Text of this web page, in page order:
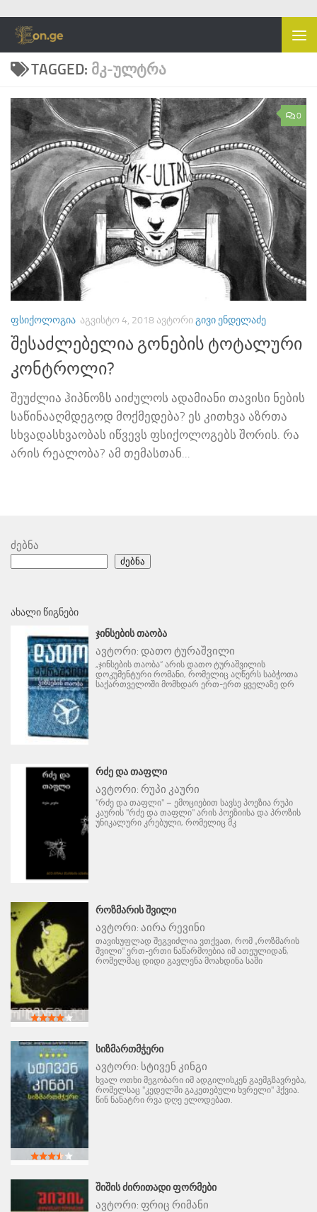
Skip to content
TAGGED: ᲛᲙ-ᲣᲚᲢᲠᲐ
0
ᲤᲡᲘᲥᲝᲚᲝᲒᲘᲐ ᲐᲒᲕᲘᲡᲢᲝ 4, 2018 ᲐᲕᲢᲝᲠᲘᲒᲘᲕᲘ ᲔᲜᲓᲔᲚᲐᲫᲔ
შესაძლებელია გონების ტოტალური
კონტროლი?
შეუძლია ჰიპნოზს აიძულოს ადამიანი თავისი ნების
საწინააღმდეგოდ მოქმედება? ეს კითხვა აზრთა
სხვადასხვაობას იწვევს ფსიქოლოგებს შორის. რა
არის რეალობა? ამ თემასთან...
ძებნა
ძებნა
ᲐᲮᲐᲚᲘ ᲬᲘᲒᲜᲔᲑᲘ
ᲯᲘᲜᲡᲔᲑᲘᲡ ᲗᲐᲝᲑᲐ
ავტორი: დათო ტურაშვილი
„ჯინსების თაობა“ არის დათო ტურაშვილის
დოკუმენტური რომანი, რომელიც აღწერს საბჭოთა
საქართველოში მომხდარ ერთ-ერთ ყველაზე დრ
ᲠᲫᲔ ᲓᲐ ᲗᲐᲤᲚᲘ
ავტორი: რუპი კაური
"რძე და თაფლი" – ემოციებით სავსე პოეზია რუპი
კაურის "რძე და თაფლი" არის პოეზიისა და პროზის
უნიკალური კრებული, რომელიც მკ
ᲠᲝᲖᲛᲐᲠᲘᲡ ᲨᲕᲘᲚᲘ
ავტორი: აირა რევინი
თავისუფლად შეგვიძლია ვთქვათ, რომ „როზმარის
შვილი" ერთ-ერთი ნაწარმოებია იმ ათეულიდან,
რომელმაც დიდი გავლენა მოახდინა საში
ᲡᲘᲖᲛᲐᲠᲗᲛᲭᲔᲠᲘ
ავტორი: სტივენ კინგი
ხვალ ოთხი მეგობარი იმ ადგილისკენ გაემგზავრება,
რომელსაც "კედელში გაკეთებული ხვრელი" ჰქვია.
წინ ნანატრი რვა დღე ელოდებათ.
ᲨᲘᲨᲘᲡ ᲫᲘᲠᲘᲗᲐᲓᲘ ᲤᲝᲠᲛᲔᲑᲘ
ავტორი: ფრიც რიმანი